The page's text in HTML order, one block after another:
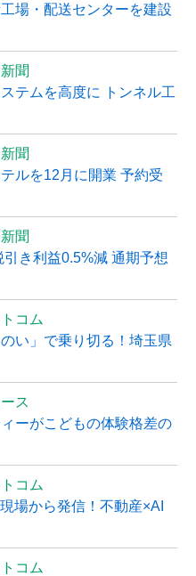
場・配送センターを建設
聞
テムを高度に トンネル工
聞
ルを12月に開業 予約受
聞
き利益0.5%減 通期予想
コム
い」で乗り切る！埼玉県
ス
ーがこどもの体験格差の
コム
場から発信！不動産×AI
コム